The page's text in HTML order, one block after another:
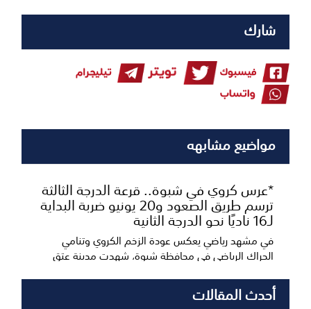
شارك
مواضيع مشابهه
*عرس كروي في شبوة.. قرعة الدرجة الثالثة
ترسم طريق الصعود و20 يونيو ضربة البداية
لـ16 ناديًا نحو الدرجة الثانية
في مشهد رياضي يعكس عودة الزخم الكروي وتنامي
الحراك الرياضي في محافظة شبوة، شهدت مدينة عتق
أحدث المقالات